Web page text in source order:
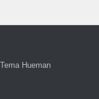
Tema Hueman